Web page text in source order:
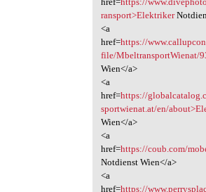
ransport>Elektriker
<a
href=https://
file/MbeltransportWienat/
Wien</a>
<a
href=https://
sportwienat.at/en/
Wien</a>
<a
href=https://coub.com/
Notdienst Wien</a>
<a
href=https://